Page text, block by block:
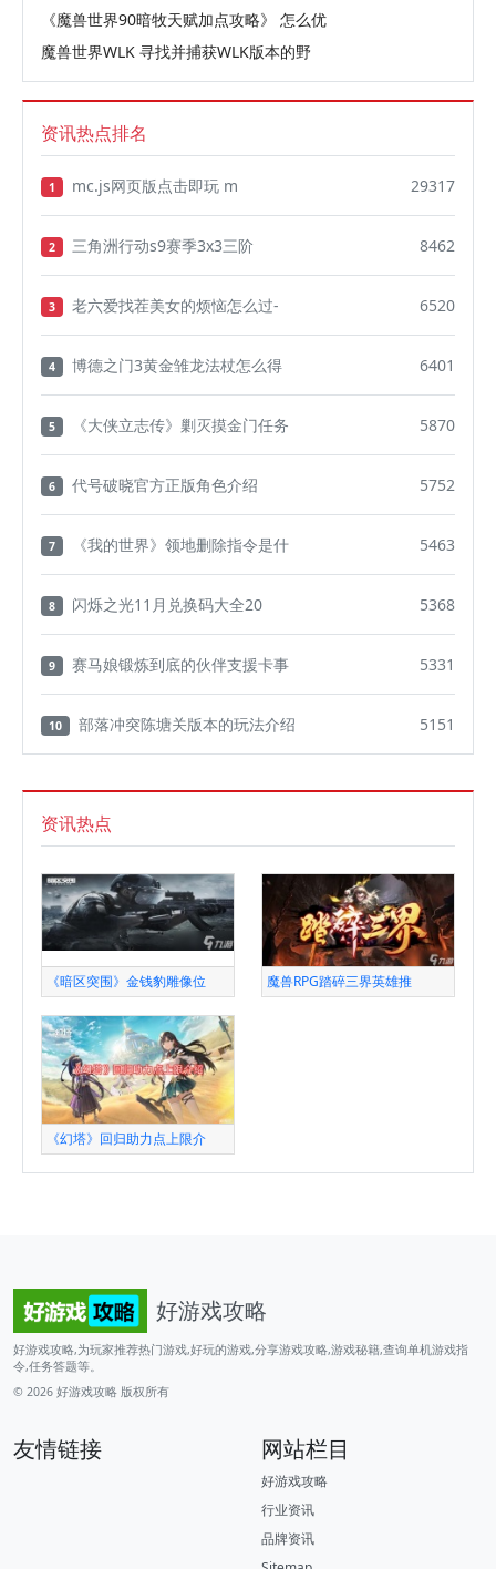
《魔兽世界90暗牧天赋加点攻略》 怎么优
魔兽世界WLK 寻找并捕获WLK版本的野
资讯热点排名
1 mc.js网页版点击即玩 m 29317
2 三角洲行动s9赛季3x3三阶 8462
3 老六爱找茬美女的烦恼怎么过- 6520
4 博德之门3黄金雏龙法杖怎么得 6401
5 《大侠立志传》剿灭摸金门任务 5870
6 代号破晓官方正版角色介绍 5752
7 《我的世界》领地删除指令是什 5463
8 闪烁之光11月兑换码大全20 5368
9 赛马娘锻炼到底的伙伴支援卡事 5331
10 部落冲突陈塘关版本的玩法介绍 5151
资讯热点
《暗区突围》金钱豹雕像位 魔兽RPG踏碎三界英雄推
《幻塔》回归助力点上限介
好游戏攻略
好游戏攻略,为玩家推荐热门游戏,好玩的游戏,分享游戏攻略,游戏秘籍,查询单机游戏指
令,任务答题等。
© 2026 好游戏攻略 版权所有
友情链接 网站栏目
好游戏攻略
行业资讯
品牌资讯